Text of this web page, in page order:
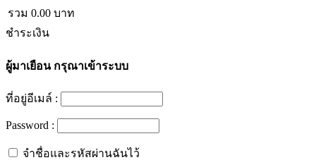
รวม 0.00 บาท
ชำระเงิน
ผู้มาเยือนกรุณาเข้าระบบ
ที่อยู่อีเมล์ :
Password :
จำชื่อและรหัสผ่านฉันไว้